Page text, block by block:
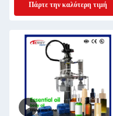
Πάρτε την καλύτερη τιμή